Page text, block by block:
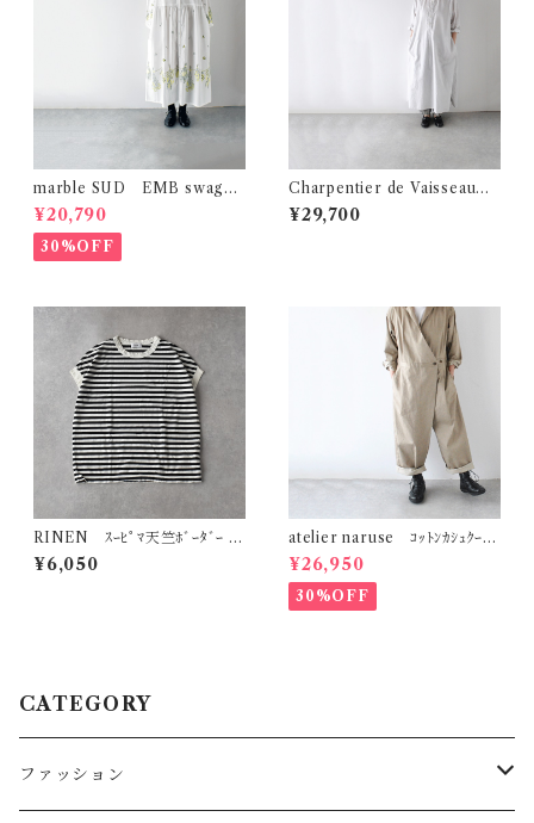
marble SUD EMB swag
(綿) ｼｬﾂﾜﾝﾋﾟｰｽ (ﾎﾜｲﾄ)
¥20,790
30%OFF
Charpentier de Vaisseau
Demi ｺｯﾄﾝﾘﾈﾝﾄﾞﾚｽ (ﾗｲﾄｸﾞﾚ
ｰ)
¥29,700
RINEN ｽｰﾋﾟﾏ天竺ﾎﾞｰﾀﾞｰ ﾌﾚ
ﾝﾁｽﾘｰﾌﾞ (ｻﾝﾄﾞﾍﾞｰｼﾞｭ×ｸﾛ) R19
622
¥6,050
atelier naruse ｺｯﾄﾝｶｼｭｸｰﾙ
ｼﾞｬﾝﾌﾟｽｰﾂ (ﾍﾞｲｼﾞｭ) h05110
¥26,950
30%OFF
CATEGORY
ファッション